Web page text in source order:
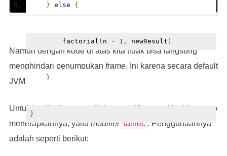
} else {
factorial ( n - 1 , newResult )
}
}
Namun dengan kode di atas kita tidak bisa langsung
menghindari penumpukan frame. Ini karena secara default
JVM tidak mendukung optimasi tail recursion.
Untuk itu, Kotlin menyediakan modifier
agar kita bisa tetap
menerapkannya, yaitu modifier tailrec . Penggunaannya
adalah seperti berikut: